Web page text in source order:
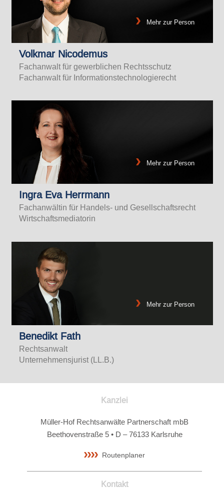
Mehr zur Person
Volkmar Nicodemus
Fachanwalt für gewerblichen Rechtsschutz
Fachanwalt für Informationstechnologierecht
Mehr zur Person
Ingra Eva Herrmann
Fachanwältin für Handels- und Gesellschaftsrecht
Wirtschaftsmediatorin
Mehr zur Person
Benedikt Fath
Rechtsanwalt
Unternehmensjurist (LL.B.)
Kanzlei
Müller-Hof Rechtsanwälte Partnerschaft mbB
Beethovenstraße 5 • D – 76133 Karlsruhe
Routenplaner
Kontakt